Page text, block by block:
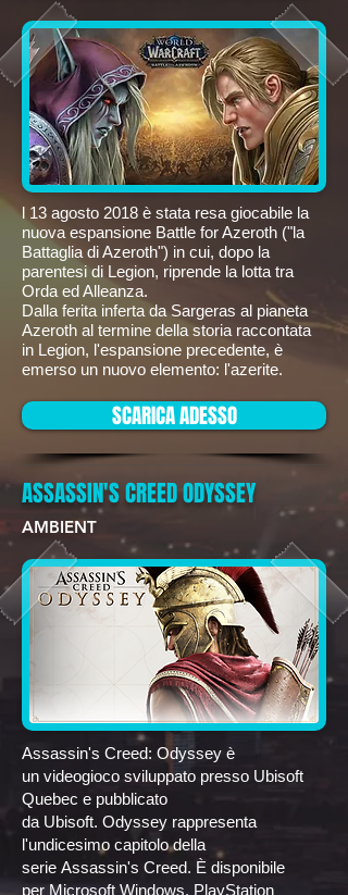
l 13 agosto 2018 è stata resa giocabile la
nuova espansione Battle for Azeroth ("la
Battaglia di Azeroth") in cui, dopo la
parentesi di Legion, riprende la lotta tra
Orda ed Alleanza.
Dalla ferita inferta da Sargeras al pianeta
Azeroth al termine della storia raccontata
in Legion, l'espansione precedente, è
emerso un nuovo elemento: l'azerite.
SCARICA ADESSO
ASSASSIN'S CREED ODYSSEY
AMBIENT
Assassin's Creed: Odyssey è
un videogioco sviluppato presso Ubisoft
Quebec e pubblicato
da Ubisoft. Odyssey rappresenta
l'undicesimo capitolo della
serie Assassin's Creed. È disponibile
per Microsoft Windows, PlayStation